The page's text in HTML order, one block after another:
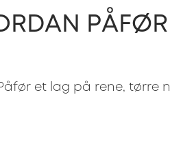
et lag på rene, tørre